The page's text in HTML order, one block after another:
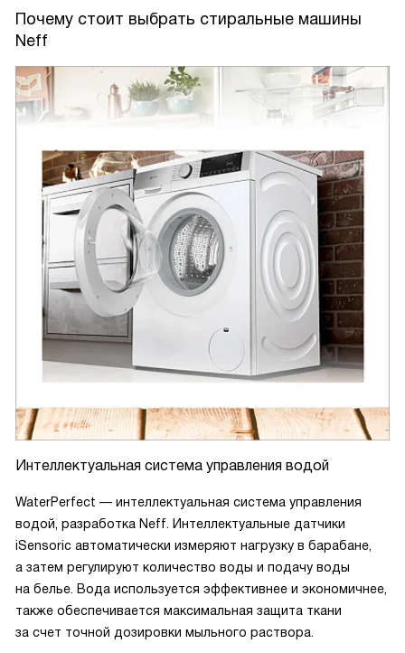
Отдельно отмечу спокойную работу: машина практически
не шумит, не дергается при отжиме, и это комфортно для
можно уехать на выходные и не волноваться. В целом
техника оказалась надёжной и удобной в повседневном
использовании, экономит воду и электроэнергию, при
тем, кто ценит удобство и спокойствие в доме!
Почему стоит выбрать стиральные машины
Neff
Интеллектуальная система управления водой
WaterPerfect — интеллектуальная система управления
водой, разработка Neff. Интеллектуальные датчики
iSensoric автоматически измеряют нагрузку в барабане,
а затем регулируют количество воды и подачу воды
на белье. Вода используется эффективнее и экономичнее,
также обеспечивается максимальная защита ткани
за счет точной дозировки мыльного раствора.